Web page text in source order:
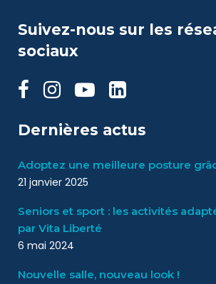
Suivez-nous sur les
sociaux
Dernières actus
Adoptez une meilleure posture
21 janvier 2025
Seniors et sport : les activités
par Vita Liberté
6 mai 2024
Nouvelle salle, nouveau look !